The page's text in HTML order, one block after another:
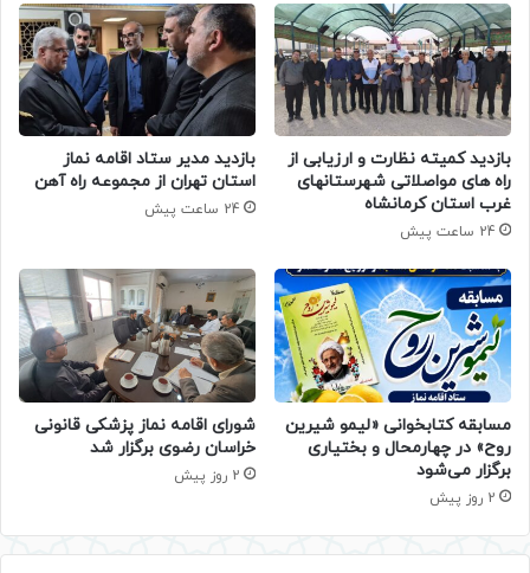
بازدید کمیته نظارت و ارزیابی از
راه های مواصلاتی شهرستانهای
غرب استان کرمانشاه
24 ساعت پیش
بازدید مدیر ستاد اقامه نماز
استان تهران از مجموعه راه آهن
24 ساعت پیش
مسابقه کتابخوانی «لیمو شیرین
روح» در چهارمحال و بختیاری
برگزار می‌شود
2 روز پیش
شورای اقامه نماز پزشکی قانونی
خراسان رضوی برگزار شد
2 روز پیش